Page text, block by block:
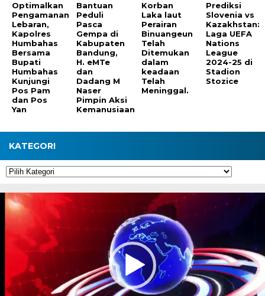
Optimalkan
Pengamanan
Lebaran,
Kapolres
Humbahas
Bersama
Bupati
Humbahas
Kunjungi
Pos Pam
dan Pos
Yan
Bantuan
Peduli
Pasca
Gempa di
Kabupaten
Bandung,
H. eMTe
dan
Dadang M
Naser
Pimpin Aksi
Kemanusiaan
Korban
Laka laut
Perairan
Binuangeun
Telah
Ditemukan
dalam
keadaan
Telah
Meninggal.
Prediksi
Slovenia vs
Kazakhstan:
Laga UEFA
Nations
League
2024-25 di
Stadion
Stozice
KATEGORI
Kategori
Pemutar
Video